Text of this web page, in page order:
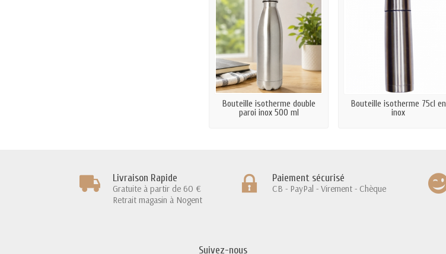
Bouteille isotherme double
paroi inox 500 ml
Bouteille isotherme 75cl en
inox
Livraison Rapide
Gratuite à partir de 60 €
Retrait magasin à Nogent
Paiement sécurisé
CB - PayPal - Virement - Chèque
Suivez-nous